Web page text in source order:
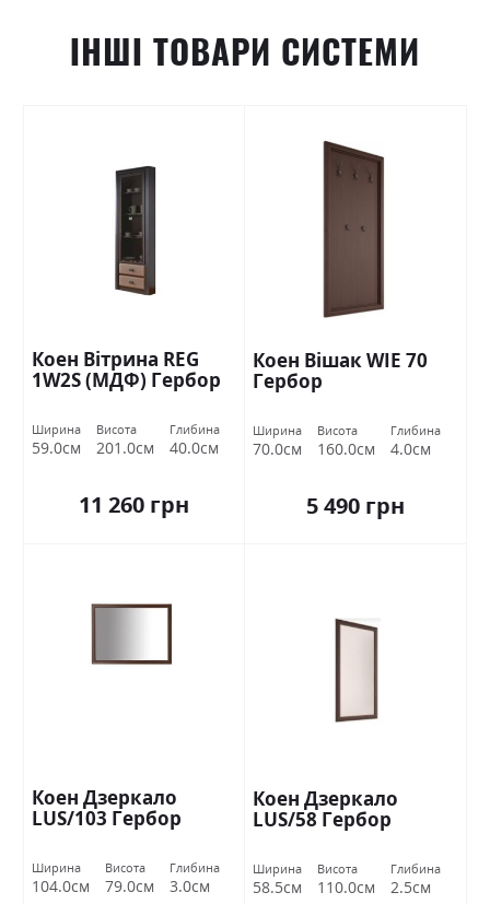
ІНШІ ТОВАРИ СИСТЕМИ
Коен Вітрина REG
1W2S (МДФ) Гербор
Ширина
59.0см
Висота
201.0см
Глибина
40.0см
11 260 грн
Коен Вішак WIE 70
Гербор
Ширина
70.0см
Висота
160.0см
Глибина
4.0см
5 490 грн
Коен Дзеркало
LUS/103 Гербор
Ширина
104.0см
Висота
79.0см
Глибина
3.0см
Коен Дзеркало
LUS/58 Гербор
Ширина
58.5см
Висота
110.0см
Глибина
2.5см